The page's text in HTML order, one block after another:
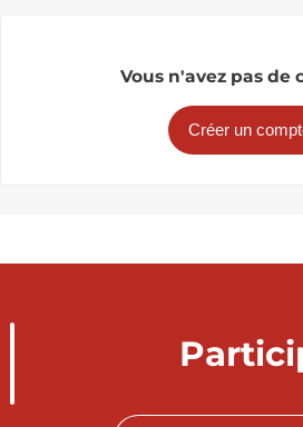
Vous n'avez pas de
Créer un